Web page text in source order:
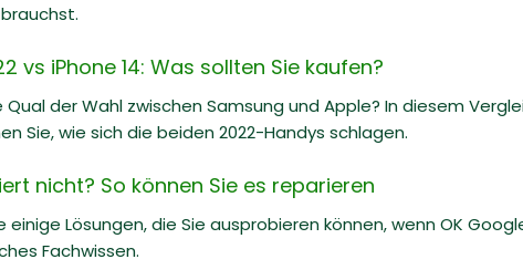
vs iPhone 14: Was sollten Sie kaufen?
Qual der Wahl zwischen Samsung und Apple? In diesem
Sie, wie sich die beiden 2022-Handys schlagen.
nicht? So können Sie es reparieren
einige Lösungen, die Sie ausprobieren können, wenn OK
Fachwissen.